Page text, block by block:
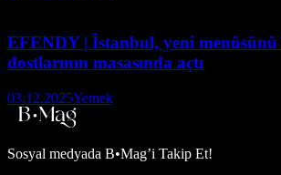
EFENDY | İstanbul, yeni
dostlarının masasında açtı
03.12.2025Yemek
Sosyal medyada B•Mag’i Takip Et!